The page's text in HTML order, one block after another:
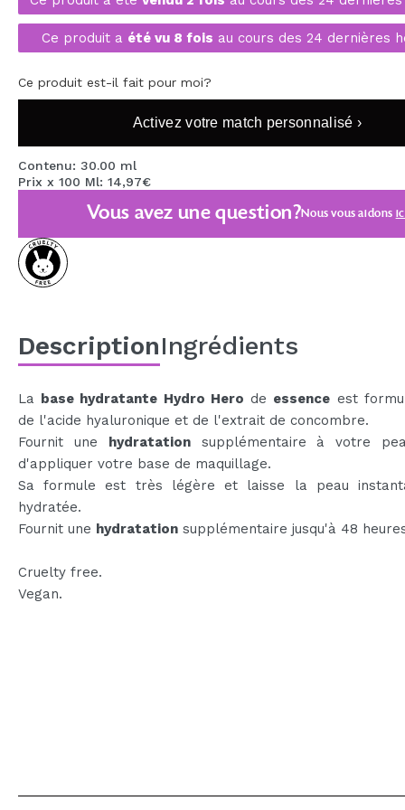
MAQUIFARMA
KOREA ZONE
TRAVEL SIZE
OFFRES
OUTLET
ILS SONT REVENUS!
BIENTÔT DISPONIBLE
Ce produit a été vu 8 fois au cours des 24 dernières
Ce produit est-il fait pour moi?
Activez votre match personnalisé ›
Contenu: 30.00 ml
Prix x 100 Ml: 14,97€
Vous avez une question?Nous vous aidons
DescriptionIngrédients
La base hydratante Hydro Hero de essence est
de l'acide hyaluronique et de l'extrait de concombre.
Fournit une hydratationsupplémentaire à votre
d'appliquer votre base de maquillage.
Sa formule est très légère et laisse la peau
hydratée.
Fournit une hydratation supplémentaire jusqu'à 48
Cruelty free.
Vegan.